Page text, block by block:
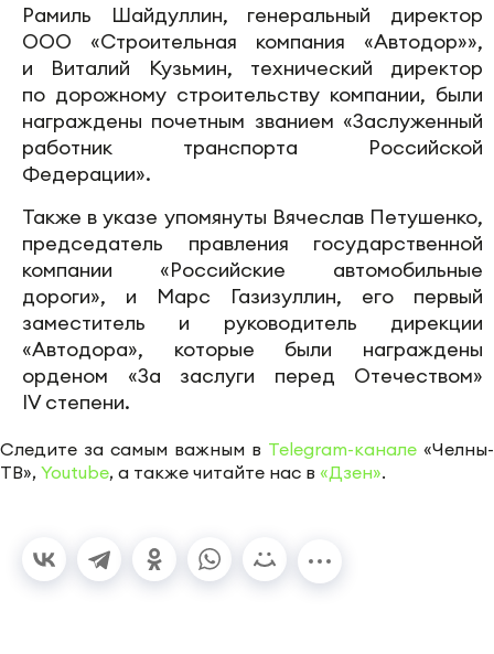
Рамиль Шайдуллин, генеральный директор
ООО «Строительная компания «Автодор»»,
и Виталий Кузьмин, технический директор
по дорожному строительству компании, были
награждены почетным званием «Заслуженный
работник транспорта Российской
Федерации».
Также в указе упомянуты Вячеслав Петушенко,
председатель правления государственной
компании «Российские автомобильные
дороги», и Марс Газизуллин, его первый
заместитель и руководитель дирекции
«Автодора», которые были награждены
орденом «За заслуги перед Отечеством»
IV степени.
Следите за самым важным в Telegram-канале «Челны-
ТВ», Youtube, а также читайте нас в «Дзен».